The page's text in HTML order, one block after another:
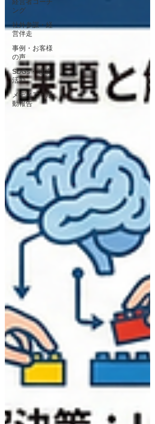
ング
社外参謀・経
営伴走
事例・お客様
の声
SDGs・地域
活動
メディア・活
動報告